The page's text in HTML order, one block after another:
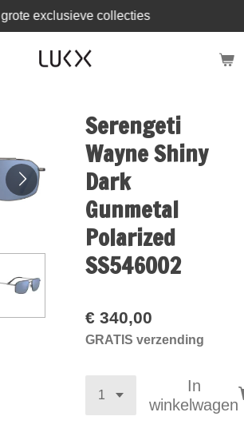
grote exclusieve collecties
Serengeti
Wayne Shiny
Dark
Gunmetal
Polarized
SS546002
€ 340,00
GRATIS verzending
In
winkelwagen